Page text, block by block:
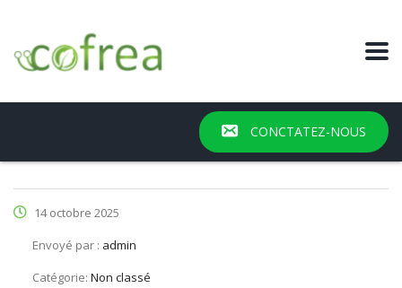
CONCTATEZ-NOUS
14 octobre 2025
Envoyé par : admin
Catégorie: Non classé